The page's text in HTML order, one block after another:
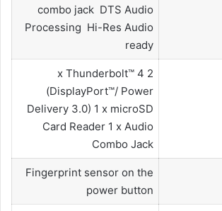
combo jack DTS Audio
Processing Hi-Res Audio
ready
2 x Thunderbolt™ 4
(DisplayPort™/ Power
Delivery 3.0) 1 x microSD
Card Reader 1 x Audio
Combo Jack
Fingerprint sensor on the
power button